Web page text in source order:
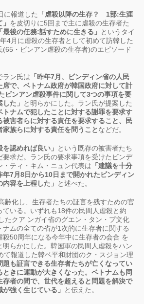
に報道した
「虐殺以降の生存？ 1部:生涯
を皮切りに5回まで主に虐殺の生存者た
「最後の任務:話すために生きる」 というタイ
4月に虐殺の生存者として初めて訪韓した
(65・ビンアン虐殺の生存者)のエピソード
ラン氏は 「昨年7月、ビンディン省の人民
席で、ベトナム政府が韓国政府に対して計
ビンアン虐殺事件に関して3つの事項を要
た」 と明らかにした。ラン氏が提案した
トナムで犯したことに対する謝罪を要求す
被害者らに対する責任を要求すること、民
家族らに対する責任を問うことなどだ。
を認めれば良い」 という既存の被害者たち
要求だ。ラン氏の要求事項を受けたビンデ
・ティ・キム・ニュン代表は 「建議を十分
年7月8日から10日まで開かれたビンディン
容を上程した」 と述べた。
齢化し、生存者たちの証言を残すための官
ている。いずれも18件の民間人虐殺と約
たクア ンガイ省のグエン・タン・プ文化
ムの全ての省が1次的に生存者に関する
殺50周年になる今年中に生存者の会合 を
明らかにした。韓国軍の民間人虐殺をハン
て報道した韓ベ平和財団のク・スジョン理
題も証言できる生存者たちが亡くなってい
ときに運動が大きくなった。ベトナムも同
存者の間で、世代を超えると問題を解決で
強く生じている」 と伝えた。